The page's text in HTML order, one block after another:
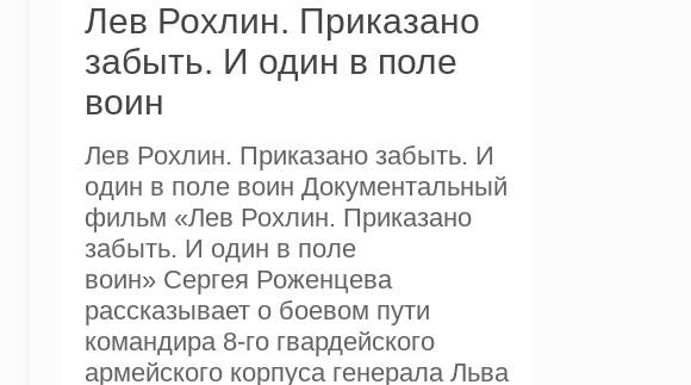
Лев Рохлин. Приказано
забыть. И один в поле
воин
Лев Рохлин. Приказано забыть. И
один в поле воин Документальный
фильм «Лев Рохлин. Приказано
забыть. И один в поле
воин» Сергея Роженцева
рассказывает о боевом пути
командира 8-го гвардейского
армейского корпуса генерала Льва